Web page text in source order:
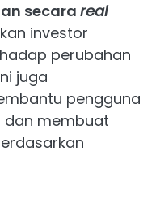
secara real
investor
perubahan
juga
pengguna
dan membuat